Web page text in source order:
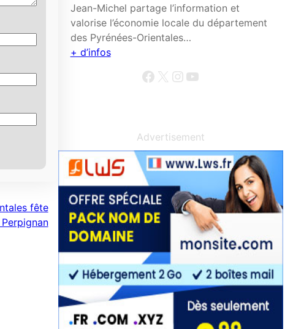
fête
Jean-Michel partage l’information et
valorise l’économie locale du département
des Pyrénées-Orientales…
+ d’infos
Facebook X InstagramYouTube
Advertisement